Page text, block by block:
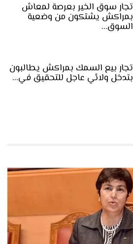
تجار سوق الخير بعرصة لمعاش
بمراكش يشتكون من وضعية
السوق…
تجار بيع السمك بمراكش يطالبون
بتدخل ولائي عاجل للتحقيق في…